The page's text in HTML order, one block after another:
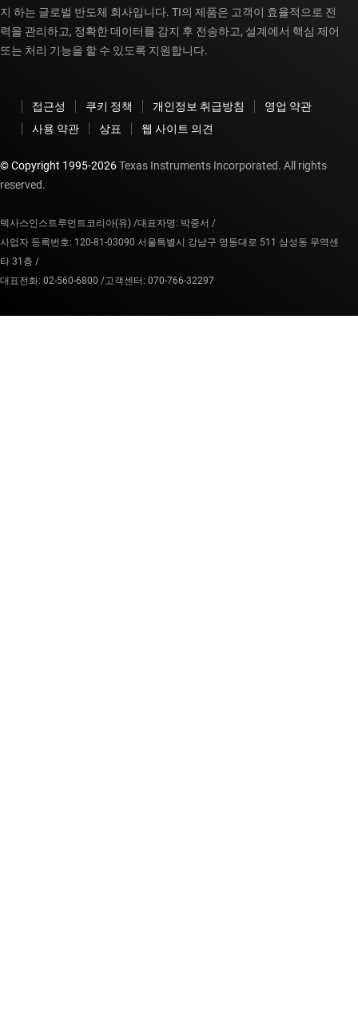
지 하는 글로벌 반도체 회사입니다. TI의 제품은 고객이 효율적으로 전
력을 관리하고, 정확한 데이터를 감지 후 전송하고, 설계에서 핵심 제어
또는 처리 기능을 할 수 있도록 지원합니다.
접근성 쿠키 정책 개인정보 취급방침
영업 약관
사용 약관
상표 웹 사이트 의견
© Copyright 1995-2026Texas Instruments Incorporated. All rights
reserved.
텍사스인스트루먼트코리아(유) /대표자명: 박중서 /
사업자 등록번호: 120-81-03090 서울특별시 강남구 영동대로 511 삼성동 무역센
타 31층 /
대표전화: 02-560-6800 /고객센터: 070-766-32297